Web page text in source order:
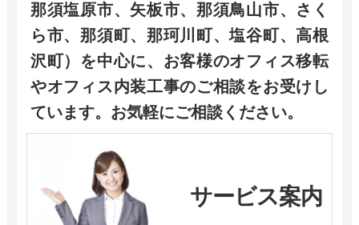
那須塩原市、矢板市、那須鳥山市、さく
ら市、那須町、那珂川町、塩谷町、高根
沢町）を中心に、お客様のオフィス移転
やオフィス内装工事のご相談をお受けし
ています。お気軽にご相談ください。
サービス案内